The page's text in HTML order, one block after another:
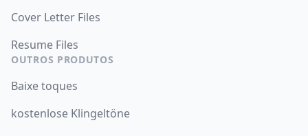
Cover Letter Files
Resume Files
OUTROS PRODUTOS
Baixe toques
kostenlose Klingeltöne